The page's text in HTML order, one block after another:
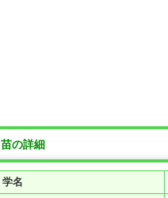
苗の詳細
学名